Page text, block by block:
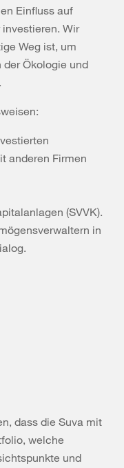
Einfluss auf
Wir
Weg ist, um
Ökologie und
anderen Firmen
(SVVK).
in
dass die Suva mit
welche
und